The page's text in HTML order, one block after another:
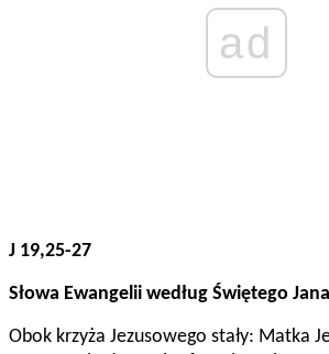
ad
J 19,25-27
Słowa Ewangelii według Świętego Jana
Obok krzyża Jezusowego stały: Matka